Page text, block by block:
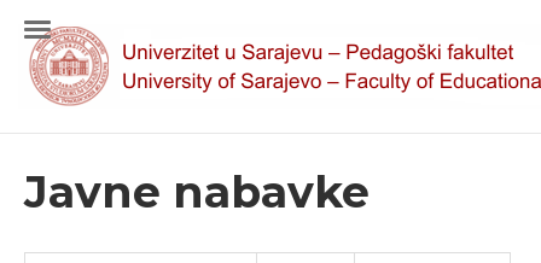
Javne nabavke